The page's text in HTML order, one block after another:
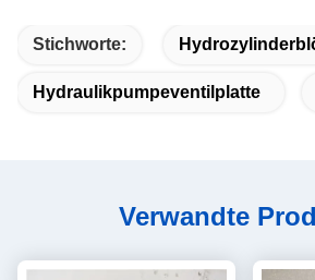
Stichworte:
Hydraulikpumpeventilplatte
Verwandte